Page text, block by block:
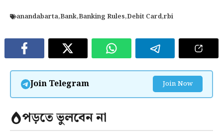
anandabarta,Bank,Banking Rules,Debit Card,rbi
Join Telegram Join Now
পড়তে ভুলবেন না